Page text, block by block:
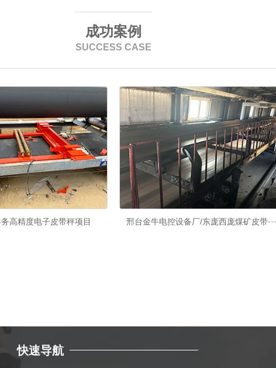
成功案例
SUCCESS CASE
高精度电子皮带秤项目 邢台金牛电控设备厂/东庞西庞煤矿皮带···
快速导航